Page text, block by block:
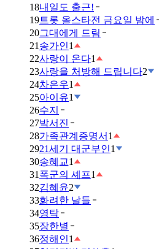
18내일도 출근!
19트롯 올스타전 금요일 밤에
20그대에게 드림
21 송가인1
22사랑이 온다1
23사랑을 처방해 드립니다2
24차은우1
25아이유1
26수지
27박서진
28가족관계증명서 1
2921세기 대군부인1
30송혜교1
31 폭군의 셰프1
32김혜윤2
33화려한 날들
34영탁
35장한별
36정해인1